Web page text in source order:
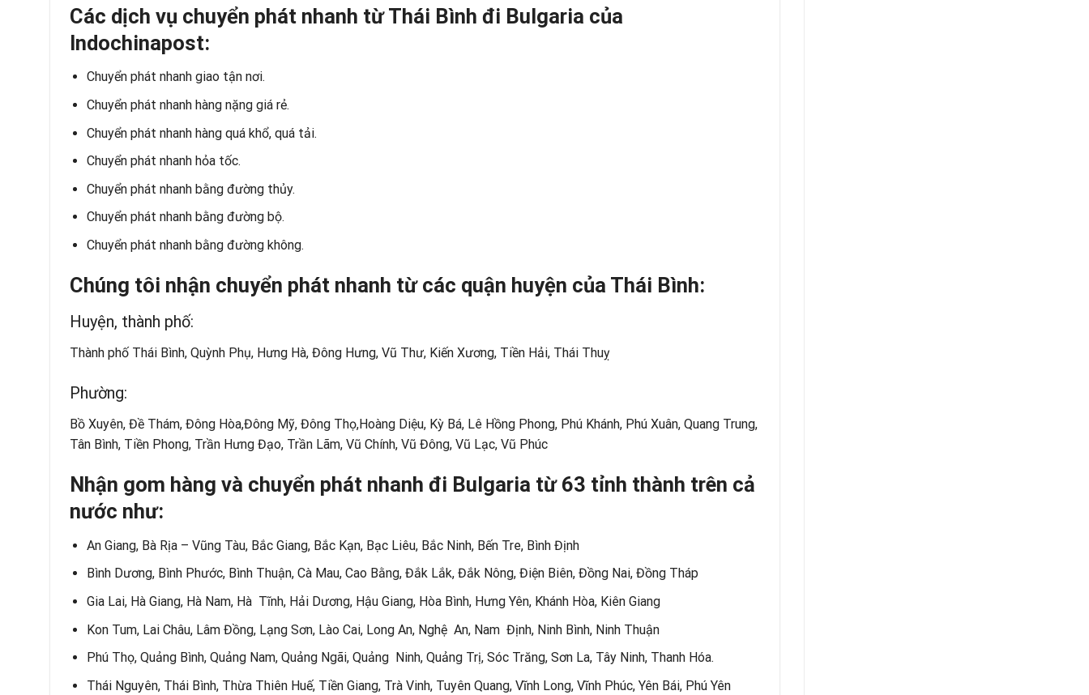
Các dịch vụ chuyển phát nhanh từ Thái Bình đi Bulgaria của
Indochinapost:
Chuyển phát nhanh giao tận nơi.
Chuyển phát nhanh hàng nặng giá rẻ.
Chuyển phát nhanh hàng quá khổ, quá tải.
Chuyển phát nhanh hỏa tốc.
Chuyển phát nhanh bằng đường thủy.
Chuyển phát nhanh bằng đường bộ.
Chuyển phát nhanh bằng đường không.
Chúng tôi nhận chuyển phát nhanh từ các quận huyện của Thái Bình:
Huyện, thành phố:
Thành phố Thái Bình, Quỳnh Phụ, Hưng Hà, Đông Hưng, Vũ Thư, Kiến Xương, Tiền Hải, Thái Thuỵ
Phường:
Bồ Xuyên, Đề Thám, Đông Hòa,Đông Mỹ, Đông Thọ,Hoàng Diệu, Kỳ Bá, Lê Hồng Phong, Phú Khánh, Phú Xuân, Quang Trung,
Tân Bình, Tiền Phong, Trần Hưng Đạo, Trần Lãm, Vũ Chính, Vũ Đông, Vũ Lạc, Vũ Phúc
Nhận gom hàng và chuyển phát nhanh đi Bulgaria từ 63 tỉnh thành trên cả
nước như:
An Giang, Bà Rịa – Vũng Tàu, Bắc Giang, Bắc Kạn, Bạc Liêu, Bắc Ninh, Bến Tre, Bình Định
Bình Dương, Bình Phước, Bình Thuận, Cà Mau, Cao Bằng, Đắk Lắk, Đắk Nông, Điện Biên, Đồng Nai, Đồng Tháp
Gia Lai, Hà Giang, Hà Nam, Hà Tĩnh, Hải Dương, Hậu Giang, Hòa Bình, Hưng Yên, Khánh Hòa, Kiên Giang
Kon Tum, Lai Châu, Lâm Đồng, Lạng Sơn, Lào Cai, Long An, Nghệ An, Nam Định, Ninh Bình, Ninh Thuận
Phú Thọ, Quảng Bình, Quảng Nam, Quảng Ngãi, Quảng Ninh, Quảng Trị, Sóc Trăng, Sơn La, Tây Ninh, Thanh Hóa.
Thái Nguyên, Thái Bình, Thừa Thiên Huế, Tiền Giang, Trà Vinh, Tuyên Quang, Vĩnh Long, Vĩnh Phúc, Yên Bái, Phú Yên